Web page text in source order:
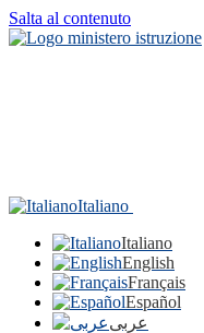
Salta al contenuto
Italiano
Italiano
English
Français
Español
عربى